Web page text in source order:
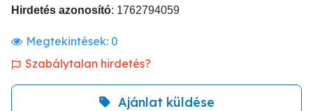
Hirdetés azonosító: 1762794059
Megtekintések: 0
Szabálytalan hirdetés?
Ajánlat küldése